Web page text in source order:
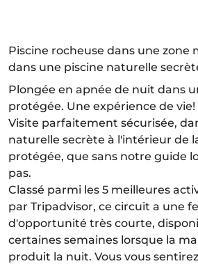
Piscine rocheuse dans une zone
dans une piscine naturelle
Plongée en apnée de nuit dans
protégée. Une expérience de vie!
Visite parfaitement sécurisée,
naturelle secrète à l'intérieur de
protégée, que sans notre guide
pas.
Classé parmi les 5 meilleures
par Tripadvisor, ce circuit a une
d'opportunité très courte,
certaines semaines lorsque la
produit la nuit. Vous vous